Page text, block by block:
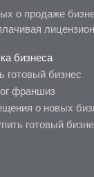
о продаже
бизнеса
готовый бизнес
франшиз
о новых
готовый